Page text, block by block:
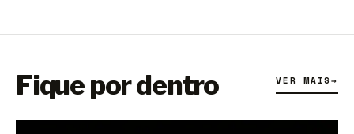
Fique por dentro VER MAIS→